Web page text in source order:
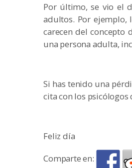
Por último, se vio el
adultos. Por ejemplo,
carecen del concepto
una persona adulta,
Si has tenido una
cita con los psicólogos
Feliz día
Comparte en: